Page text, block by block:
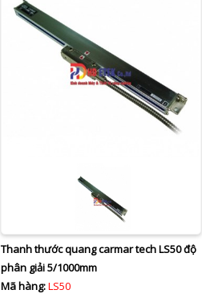
Thanh thước quang carmar tech LS50 độ
phân giải 5/1000mm
Mã hàng:LS50